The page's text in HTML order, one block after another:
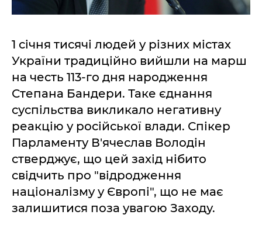
1 січня тисячі людей у різних містах
України традиційно вийшли на марш
на честь 113-го дня народження
Степана Бандери. Таке єднання
суспільства викликало негативну
реакцію у російської влади. Спікер
Парламенту В'ячеслав Володін
стверджує, що цей захід нібито
свідчить про "відродження
націоналізму у Європі", що не має
залишитися поза увагою Заходу.